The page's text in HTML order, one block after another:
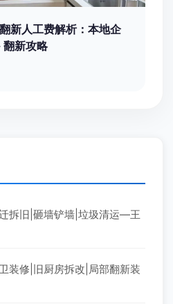
新人工费解析：本地企
翻新攻略
拆旧|砸墙铲墙|垃圾清运—王
装修|旧厨房拆改|局部翻新装